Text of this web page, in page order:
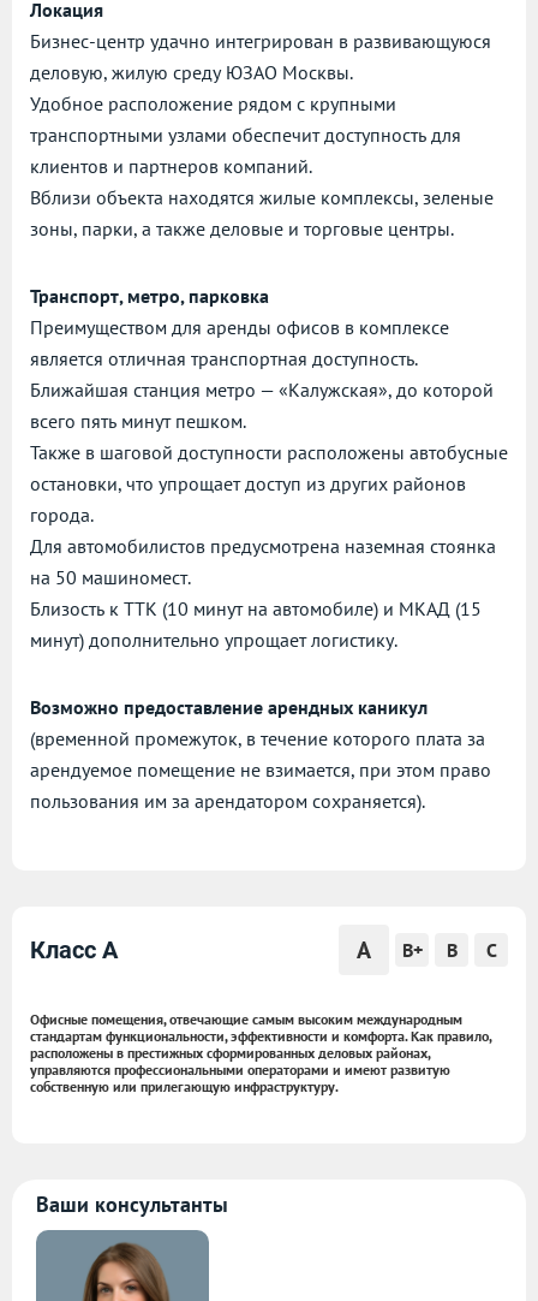
Локация
Бизнес-центр удачно интегрирован в развивающуюся
деловую, жилую среду ЮЗАО Москвы.
Удобное расположение рядом с крупными
транспортными узлами обеспечит доступность для
клиентов и партнеров компаний.
Вблизи объекта находятся жилые комплексы, зеленые
зоны, парки, а также деловые и торговые центры.
Транспорт, метро, парковка
Преимуществом для аренды офисов в комплексе
является отличная транспортная доступность.
Ближайшая станция метро — «Калужская», до которой
всего пять минут пешком.
Также в шаговой доступности расположены автобусные
остановки, что упрощает доступ из других районов
города.
Для автомобилистов предусмотрена наземная стоянка
на 50 машиномест.
Близость к ТТК (10 минут на автомобиле) и МКАД (15
минут) дополнительно упрощает логистику.
Возможно предоставление арендных каникул
(временной промежуток, в течение которого плата за
арендуемое помещение не взимается, при этом право
пользования им за арендатором сохраняется).
Класс A A B+ B C
Офисные помещения, отвечающие самым высоким международным
стандартам функциональности, эффективности и комфорта. Как правило,
расположены в престижных сформированных деловых районах,
управляются профессиональными операторами и имеют развитую
собственную или прилегающую инфраструктуру.
Ваши консультанты